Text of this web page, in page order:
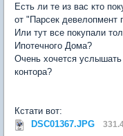
Есть ли те из вас кто
от "Парсек девелопмент
Или тут все покупали
Ипотечного Дома?
Очень хочется
контора?
Кстати вот:
DSC01367.JPG